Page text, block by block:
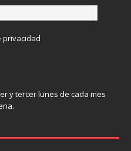
privacidad
y tercer lunes de cada mes